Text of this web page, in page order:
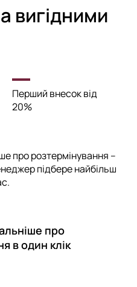
про
в один клік
вигідними
Перший внесок від
20%
про розтермінування –
підбере найбільш